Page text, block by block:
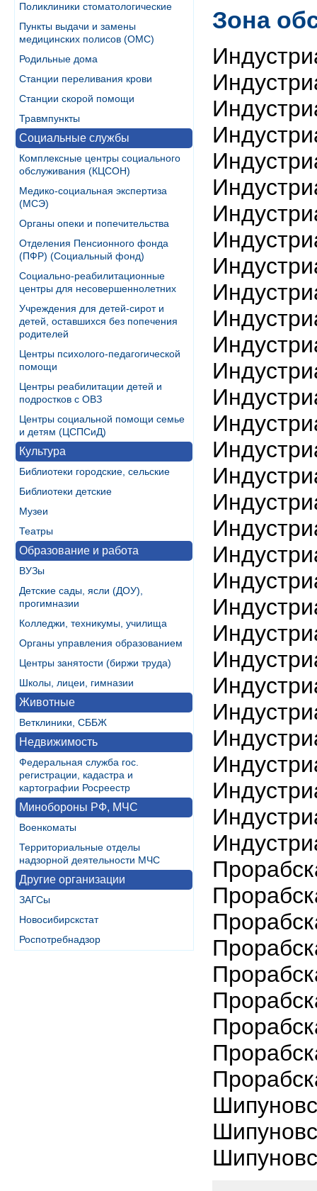
Поликлиники стоматологические
Пункты выдачи и замены
медицинских полисов (ОМС)
Родильные дома
Станции переливания крови
Станции скорой помощи
Травмпункты
Социальные службы
Комплексные центры социального
обслуживания (КЦСОН)
Медико-социальная экспертиза
(МСЭ)
Органы опеки и попечительства
Отделения Пенсионного фонда
(ПФР) (Социальный фонд)
Социально-реабилитационные
центры для несовершеннолетних
Учреждения для детей-сирот и
детей, оставшихся без попечения
родителей
Центры психолого-педагогической
помощи
Центры реабилитации детей и
подростков с ОВЗ
Центры социальной помощи семье
и детям (ЦСПСиД)
Культура
Библиотеки городские, сельские
Библиотеки детские
Музеи
Театры
Образование и работа
ВУЗы
Детские сады, ясли (ДОУ),
прогимназии
Колледжи, техникумы, училища
Органы управления образованием
Центры занятости (биржи труда)
Школы, лицеи, гимназии
Животные
Ветклиники, СББЖ
Недвижимость
Федеральная служба гос.
регистрации, кадастра и
картографии Росреестр
Минобороны РФ, МЧС
Военкоматы
Территориальные отделы
надзорной деятельности МЧС
Другие организации
ЗАГСы
Новосибирскстат
Роспотребнадзор
Зона